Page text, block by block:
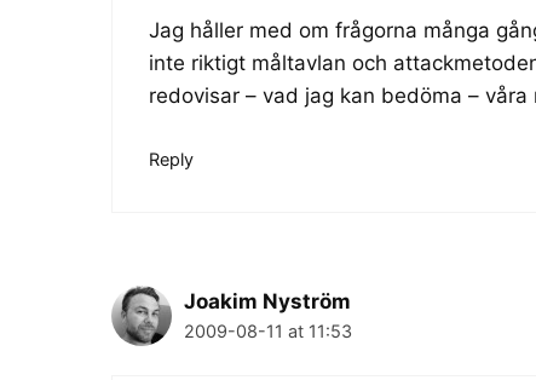
Jag håller med om frågorna många
inte riktigt måltavlan och
redovisar – vad jag kan bedöma –
Reply
Joakim Nyström
2009-08-11 at 11:53